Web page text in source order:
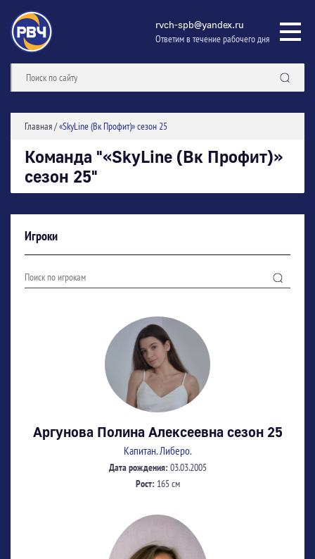
rvch-spb@yandex.ru
Ответим в течение рабочего дня
Главная/«SkyLine (Вк Профит)» сезон 25
Команда "«SkyLine (Вк Профит)»
сезон 25"
Игроки
Аргунова Полина Алексеевна сезон 25
Капитан. Либеро.
Дата рождения: 03.03.2005
Рост: 165 см